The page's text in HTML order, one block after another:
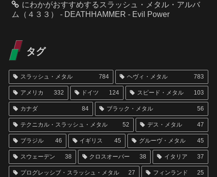
にわかがおすすめするスラッシュ・メタル・アルバ
ム（４３３） - DEATHHAMMER - Evil Power
タグ
スラッシュ・メタル 784 ヘヴィ・メタル 783
アメリカ 332 ドイツ 124 スピード・メタル 103
カナダ 84 ブラック・メタル 56
テクニカル・スラッシュ・メタル 52 デス・メタル 47
ブラジル 46 イギリス 45 グルーヴ・メタル 45
スウェーデン 38 クロスオーバー 38 イタリア 37
プログレッシブ・スラッシュ・メタル 27 フィンランド 25